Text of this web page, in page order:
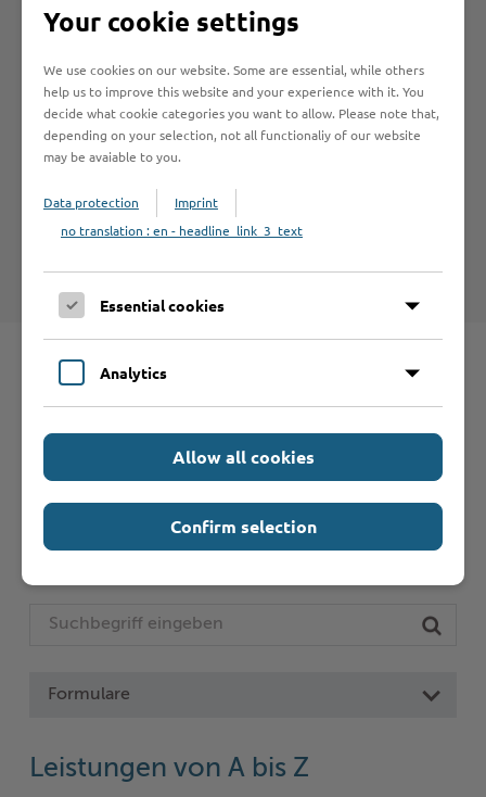
Hilfe & Kontakt:
Kreis Stormarn - Gesundheitsaufsicht
Formulare
Leistungen von A bis Z
Your cookie settings
We use cookies on our website. Some are essential, while others
help us to improve this website and your experience with it. You
decide what cookie categories you want to allow. Please note that,
depending on your selection, not all functionaliy of our website
may be avaiable to you.
Data protection
Imprint
no translation : en - headline_link_3_text
Essential cookies
Analytics
Allow all cookies
Confirm selection